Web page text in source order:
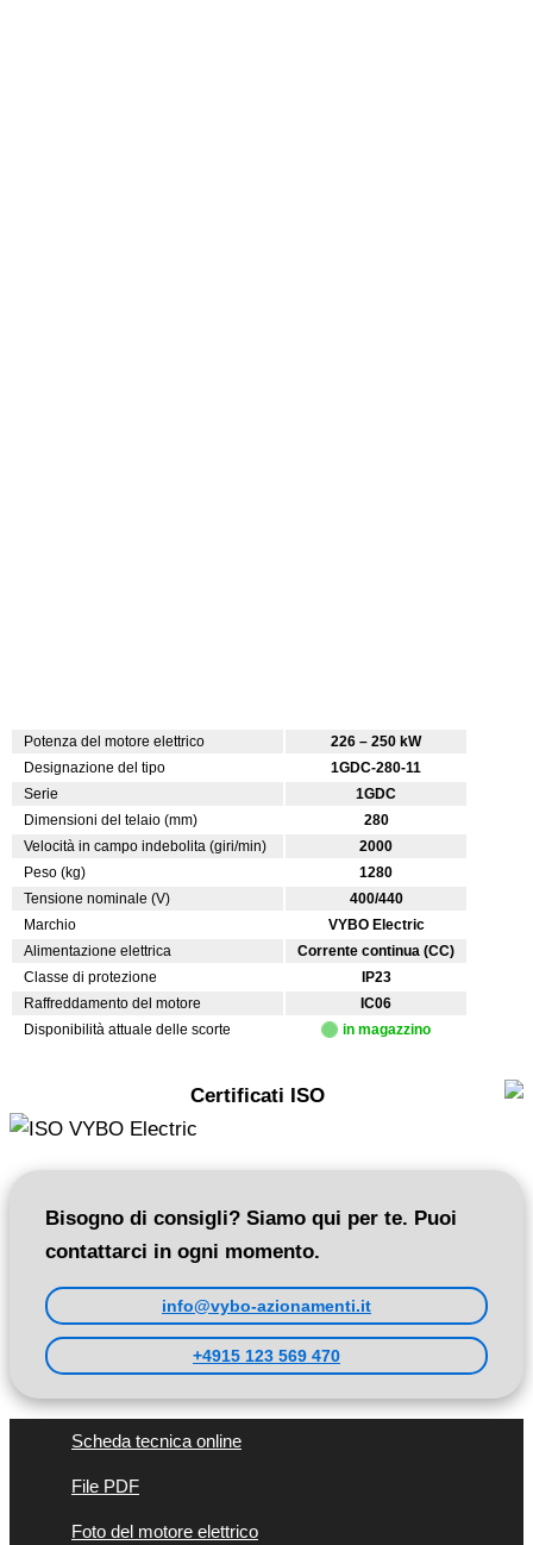
Potenza del motore elettrico
226 – 250 kW
Designazione del tipo
1GDC-280-11
Serie
1GDC
Dimensioni del telaio (mm)
280
Velocità in campo indebolita (giri/min)
2000
Peso (kg)
1280
Tensione nominale (V)
400/440
Marchio
VYBO Electric
Alimentazione elettrica
Corrente continua (CC)
Classe di protezione
IP23
Raffreddamento del motore
IC06
Disponibilità attuale delle scorte
in magazzino
Certificati ISO
Bisogno di consigli? Siamo qui per te. Puoi
contattarci in ogni momento.
info@vybo-azionamenti.it
+4915 123 569 470
Scheda tecnica online
File PDF
Foto del motore elettrico